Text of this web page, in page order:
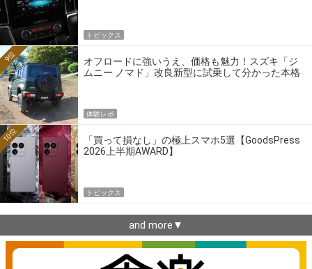
トピックス
オフロードに強いうえ、価格も魅力！スズキ「ジ
ムニー ノマド」改良新型に試乗して分かった本格
9位
体験レポ
「買って損なし」の極上スマホ5選【GoodsPress
2026上半期AWARD】
10位
トピックス
and more▼